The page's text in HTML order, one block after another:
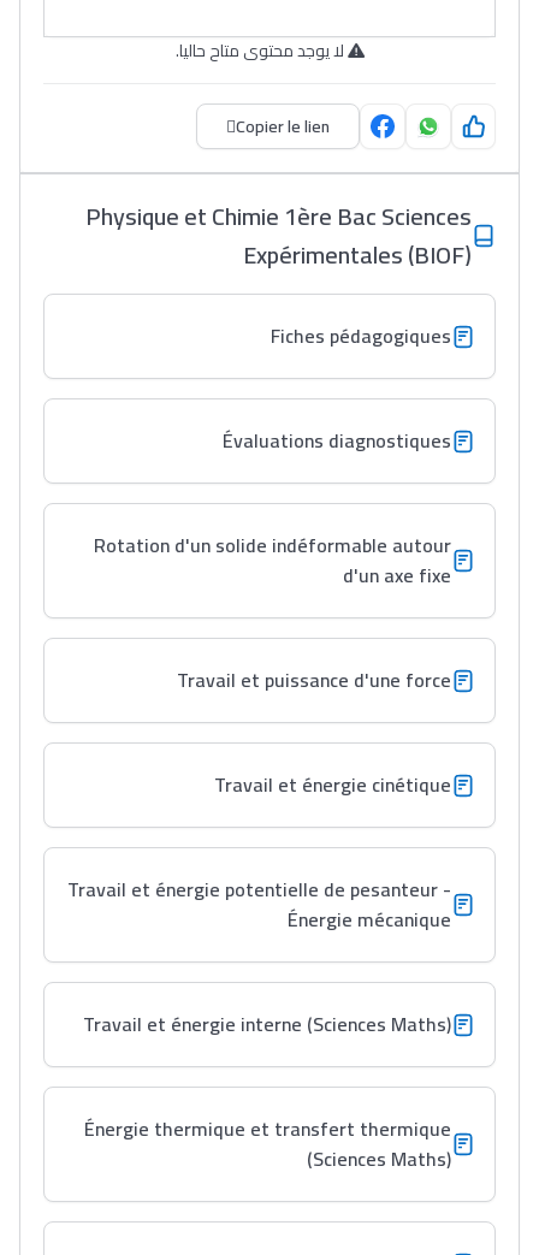
Lycée Maroc
Collège au Maroc
التعليم الثانوي الإعدادي
Post-Bac
لا يوجد محتوى متاح حاليا.
Copier le lien
Physique et Chimie 1ère Bac Sciences
Expérimentales (BIOF)
Fiches pédagogiques
Évaluations diagnostiques
Rotation d'un solide indéformable autour
d'un axe fixe
Travail et puissance d'une force
Travail et énergie cinétique
Travail et énergie potentielle de pesanteur -
Énergie mécanique
Travail et énergie interne (Sciences Maths)
Énergie thermique et transfert thermique
(Sciences Maths)